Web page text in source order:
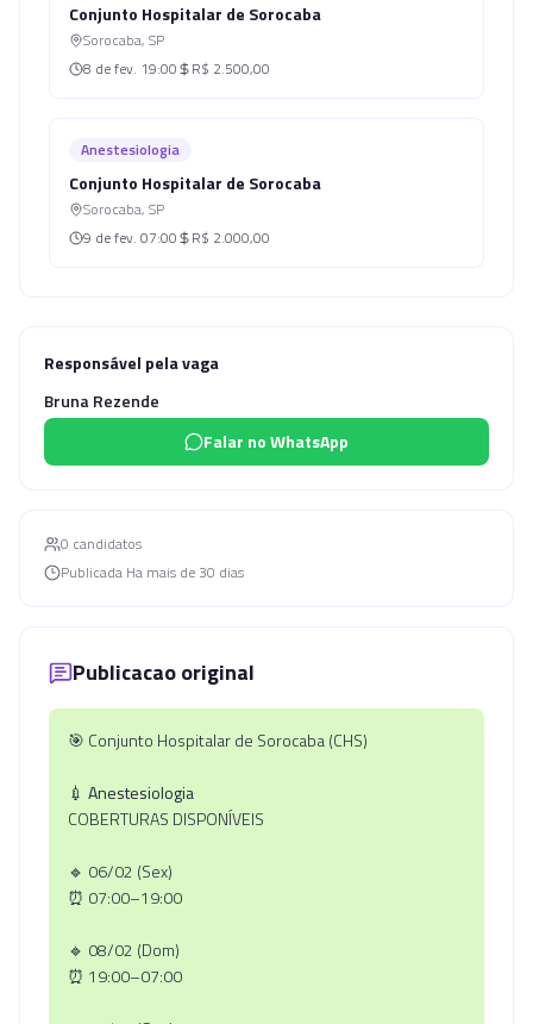
Conjunto Hospitalar de Sorocaba
Sorocaba, SP
8 de fev. 19:00 R$ 2.500,00
Anestesiologia
Conjunto Hospitalar de Sorocaba
Sorocaba, SP
9 de fev. 07:00 R$ 2.000,00
Responsável pela vaga
Bruna Rezende
Falar no WhatsApp
0 candidatos
Publicada Ha mais de 30 dias
Publicacao original
🎯 Conjunto Hospitalar de Sorocaba (CHS)
💉 Anestesiologia
COBERTURAS DISPONÍVEIS
🔹 06/02 (Sex)
⏰ 07:00–19:00
🔹 08/02 (Dom)
⏰ 19:00–07:00